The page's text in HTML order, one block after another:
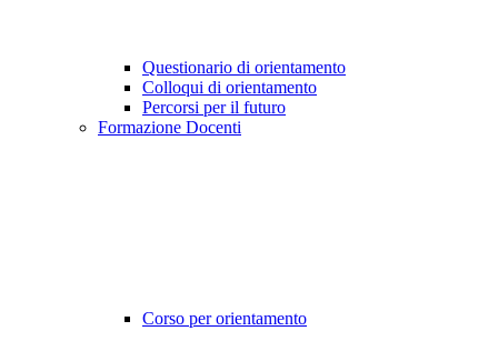
Questionario di orientamento
Colloqui di orientamento
Percorsi per il futuro
Formazione Docenti
Corso per orientamento